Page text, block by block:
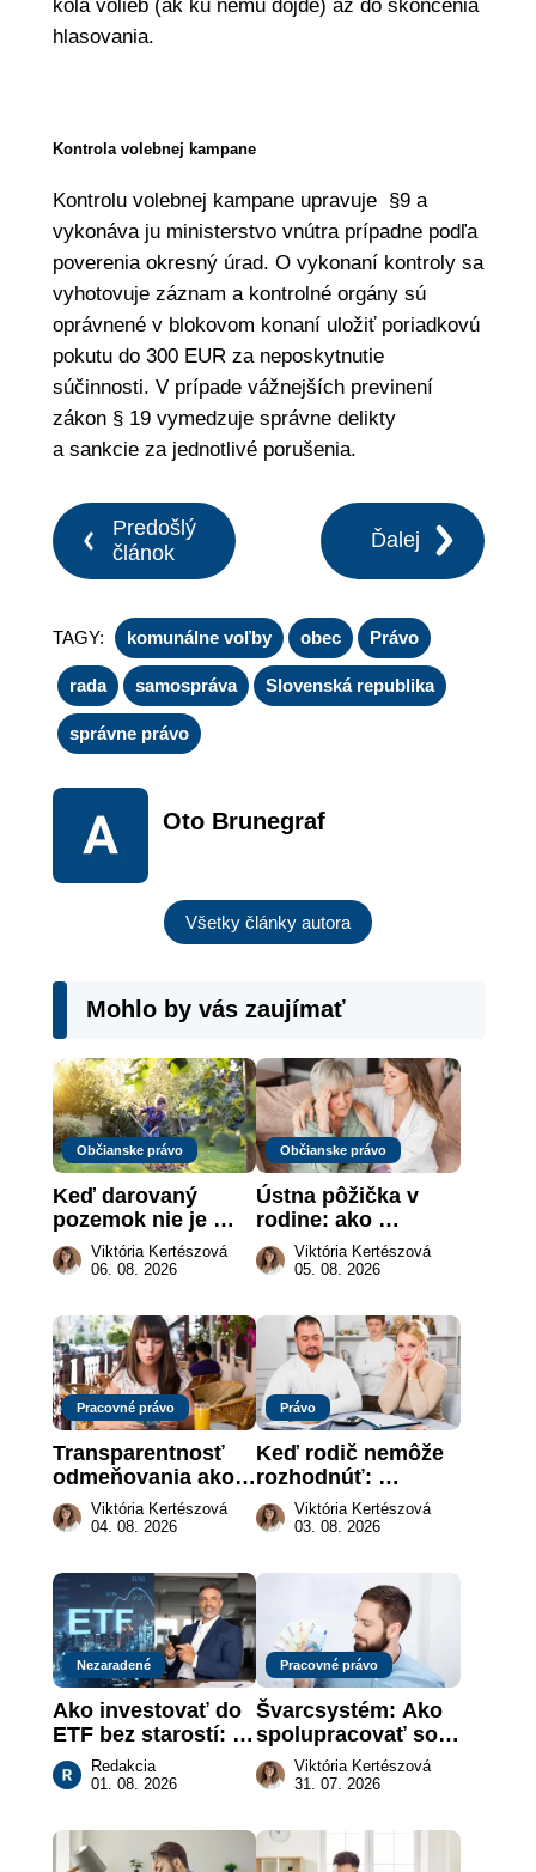
kola volieb (ak ku nemu dôjde) až do skončenia
hlasovania.
Kontrola volebnej kampane
Kontrolu volebnej kampane upravuje §9 a
vykonáva ju ministerstvo vnútra prípadne podľa
poverenia okresný úrad. O vykonaní kontroly sa
vyhotovuje záznam a kontrolné orgány sú
oprávnené v blokovom konaní uložiť poriadkovú
pokutu do 300 EUR za neposkytnutie
súčinnosti. V prípade vážnejších previnení
zákon § 19 vymedzuje správne delikty
a sankcie za jednotlivé porušenia.
Predošlý
článok
Ďalej
TAGY: komunálne voľby obec Právo
rada samospráva Slovenská republika
správne právo
Oto Brunegraf
Všetky články autora
Mohlo by vás zaujímať
Občianske právo
Keď darovaný
pozemok nie je
„hotová vec“: kedy
môže darca žiadať
Viktória Kertészová
06. 08. 2026
Občianske právo
Ústna pôžička v
rodine: ako
vymôcť peniaze,
keď na papieri nie
Viktória Kertészová
05. 08. 2026
Pracovné právo
Transparentnosť
odmeňovania ako
právna povinnosť:
revolúcia na
práce
Viktória Kertészová
04. 08. 2026
Právo
Keď rodič nemôže
rozhodnúť:
nahradenie prejavu
vôle súdom v
Viktória Kertészová
03. 08. 2026
Nezaradené
Ako investovať do
ETF bez starostí:
Investičné plány,
ktoré urobia prácu
Redakcia
01. 08. 2026
Pracovné právo
Švarcsystém: Ako
spolupracovať so
živnostníkom
legálne a bez
Viktória Kertészová
31. 07. 2026